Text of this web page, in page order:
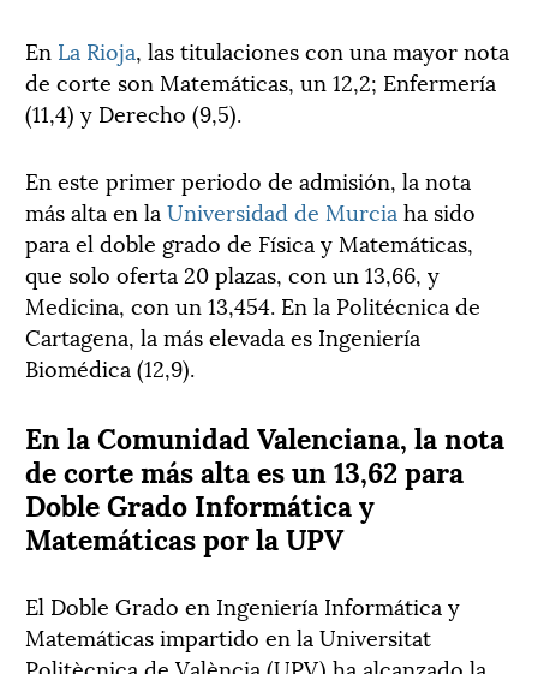
En La Rioja, las titulaciones con una mayor nota
de corte son Matemáticas, un 12,2; Enfermería
(11,4) y Derecho (9,5).
En este primer periodo de admisión, la nota
más alta en la Universidad de Murcia ha sido
para el doble grado de Física y Matemáticas,
que solo oferta 20 plazas, con un 13,66, y
Medicina, con un 13,454. En la Politécnica de
Cartagena, la más elevada es Ingeniería
Biomédica (12,9).
En la Comunidad Valenciana, la nota
de corte más alta es un 13,62 para
Doble Grado Informática y
Matemáticas por la UPV
El Doble Grado en Ingeniería Informática y
Matemáticas impartido en la Universitat
Politècnica de València (UPV) ha alcanzado la